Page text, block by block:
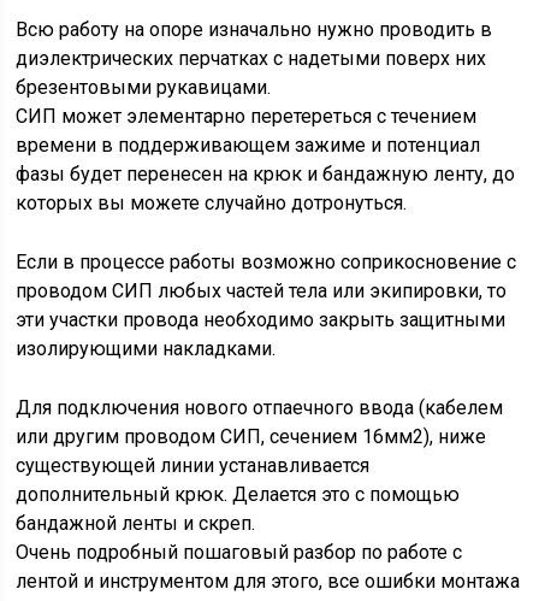
Всю работу на опоре изначально нужно проводить в
диэлектрических перчатках с надетыми поверх них
брезентовыми рукавицами.
СИП может элементарно перетереться с течением
времени в поддерживающем зажиме и потенциал
фазы будет перенесен на крюк и бандажную ленту, до
которых вы можете случайно дотронуться.
Если в процессе работы возможно соприкосновение с
проводом СИП любых частей тела или экипировки, то
эти участки провода необходимо закрыть защитными
изолирующими накладками.
Для подключения нового отпаечного ввода (кабелем
или другим проводом СИП, сечением 16мм2), ниже
существующей линии устанавливается
дополнительный крюк. Делается это с помощью
бандажной ленты и скреп.
Очень подробный пошаговый разбор по работе с
лентой и инструментом для этого, все ошибки монтажа